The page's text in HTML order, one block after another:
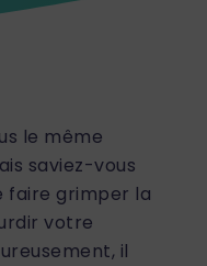
le même
saviez-vous
faire grimper la
votre
il